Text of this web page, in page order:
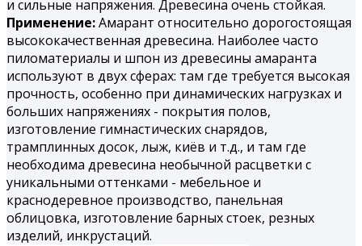
и сильные напряжения. Древесина очень стойкая.
Применение:Амарант относительно дорогостоящая
высококачественная древесина. Наиболее часто
пиломатериалы и шпон из древесины амаранта
используют в двух сферах: там где требуется высокая
прочность, особенно при динамических нагрузках и
больших напряжениях - покрытия полов,
изготовление гимнастических снарядов,
трамплинных досок, лыж, киёв и т.д., и там где
необходима древесина необычной расцветки с
уникальными оттенками - мебельное и
краснодеревное производство, панельная
облицовка, изготовление барных стоек, резных
изделий, инкрустаций.